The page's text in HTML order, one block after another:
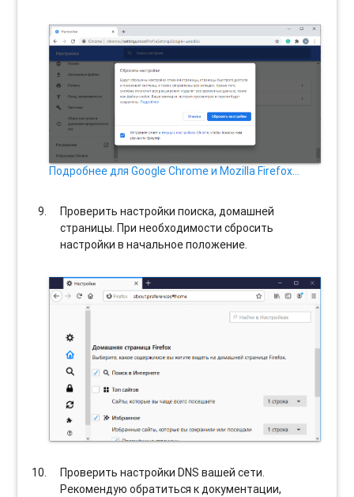
Подробнее для Google Chrome и Mozilla Firefox…
Проверить настройки поиска, домашней
страницы. При необходимости сбросить
настройки в начальное положение.
Проверить настройки DNS вашей сети.
Рекомендую обратиться к документации,